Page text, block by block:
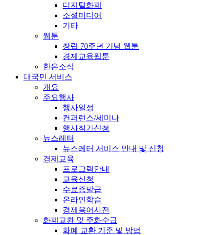
디지털화폐
소셜미디어
기타
웹툰
창립 70주년 기념 웹툰
경제교육웹툰
한은소식
대국민 서비스
개요
주요행사
행사일정
컨퍼런스/세미나
행사참가신청
뉴스레터
뉴스레터 서비스 안내 및 신청
경제교육
프로그램안내
교육신청
수료증발급
온라인학습
경제용어사전
화폐교환 및 주화수급
화폐 교환 기준 및 방법